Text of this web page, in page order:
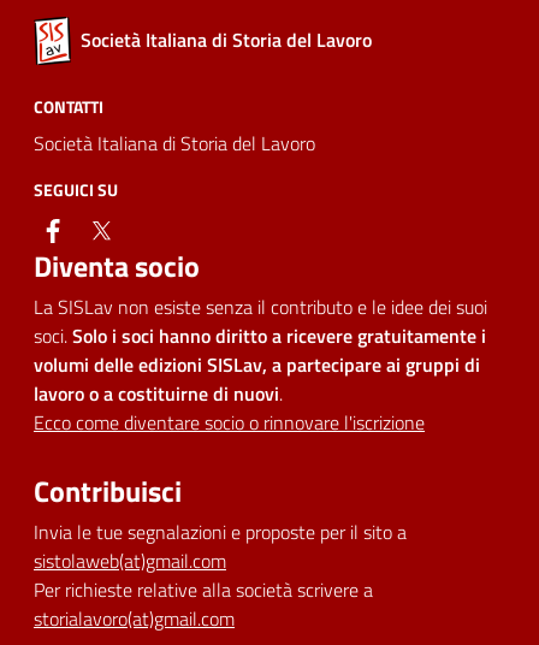
Società Italiana di Storia del Lavoro
CONTATTI
Società Italiana di Storia del Lavoro
SEGUICI SU
facebook
Diventa socio
La SISLav non esiste senza il contributo e le idee dei suoi
soci.Solo i soci hanno diritto a ricevere gratuitamente i
volumi delle edizioni SISLav, a partecipare ai gruppi di
lavoro o a costituirne di nuovi.
Ecco come diventare socio o rinnovare l'iscrizione
Contribuisci
Invia le tue segnalazioni e proposte per il sito a
sistolaweb(at)gmail.com
Per richieste relative alla società scrivere a
storialavoro(at)gmail.com